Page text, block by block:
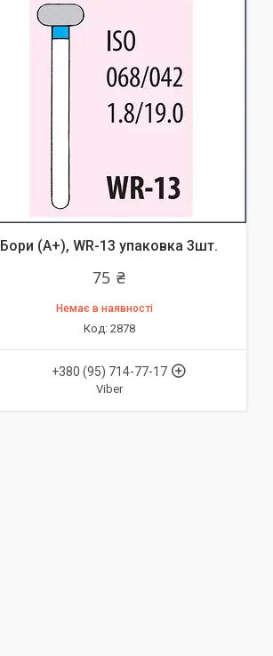
Бори (A+), WR-13 упаковка 3шт.
75 ₴
Немає в наявності
2878
+380 (95) 714-77-17
Viber